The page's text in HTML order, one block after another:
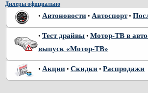
Дилеры официально
• Автоновости • Автоспорт•
• Тест драйвы • Мотор-ТВ в
выпуск «Мотор-ТВ»
• Акции • Скидки • Распродажи